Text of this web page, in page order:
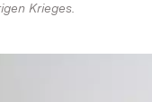
Krieges.